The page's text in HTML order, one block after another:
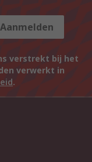
Aanmelden
verstrekt bij het
verwerkt in
.